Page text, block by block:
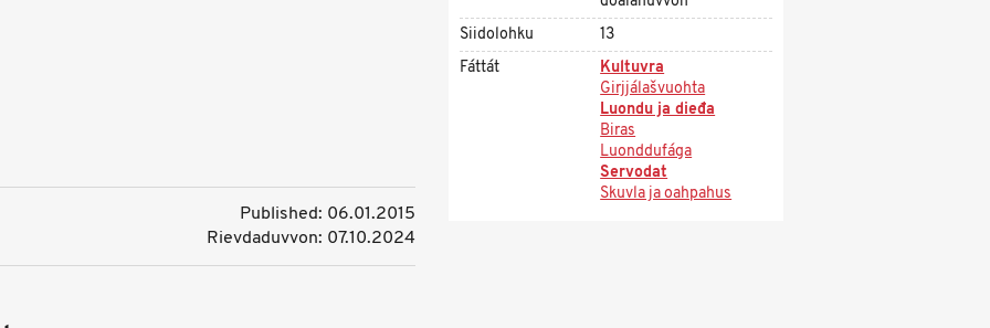
Published: 06.01.2015
Rievdaduvvon: 07.10.2024
Siidolohku
13
Fáttát
Kultuvra
Girjjálašvuohta
Luondu ja dieđa
Biras
Luonddufága
Servodat
Skuvla ja oahpahus